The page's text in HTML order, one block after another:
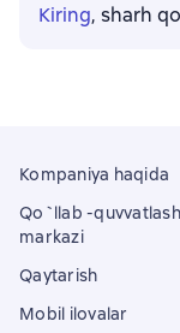
Kiring, sharh
Kompaniya haqida
Qo`llab -quvvatlash
markazi
Qaytarish
Mobil ilovalar